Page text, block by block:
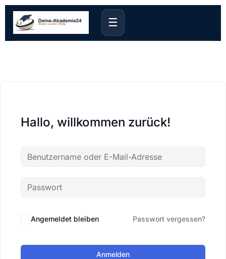
☰
Hallo, willkommen zurück!
Angemeldet bleiben Passwort vergessen?
Anmelden